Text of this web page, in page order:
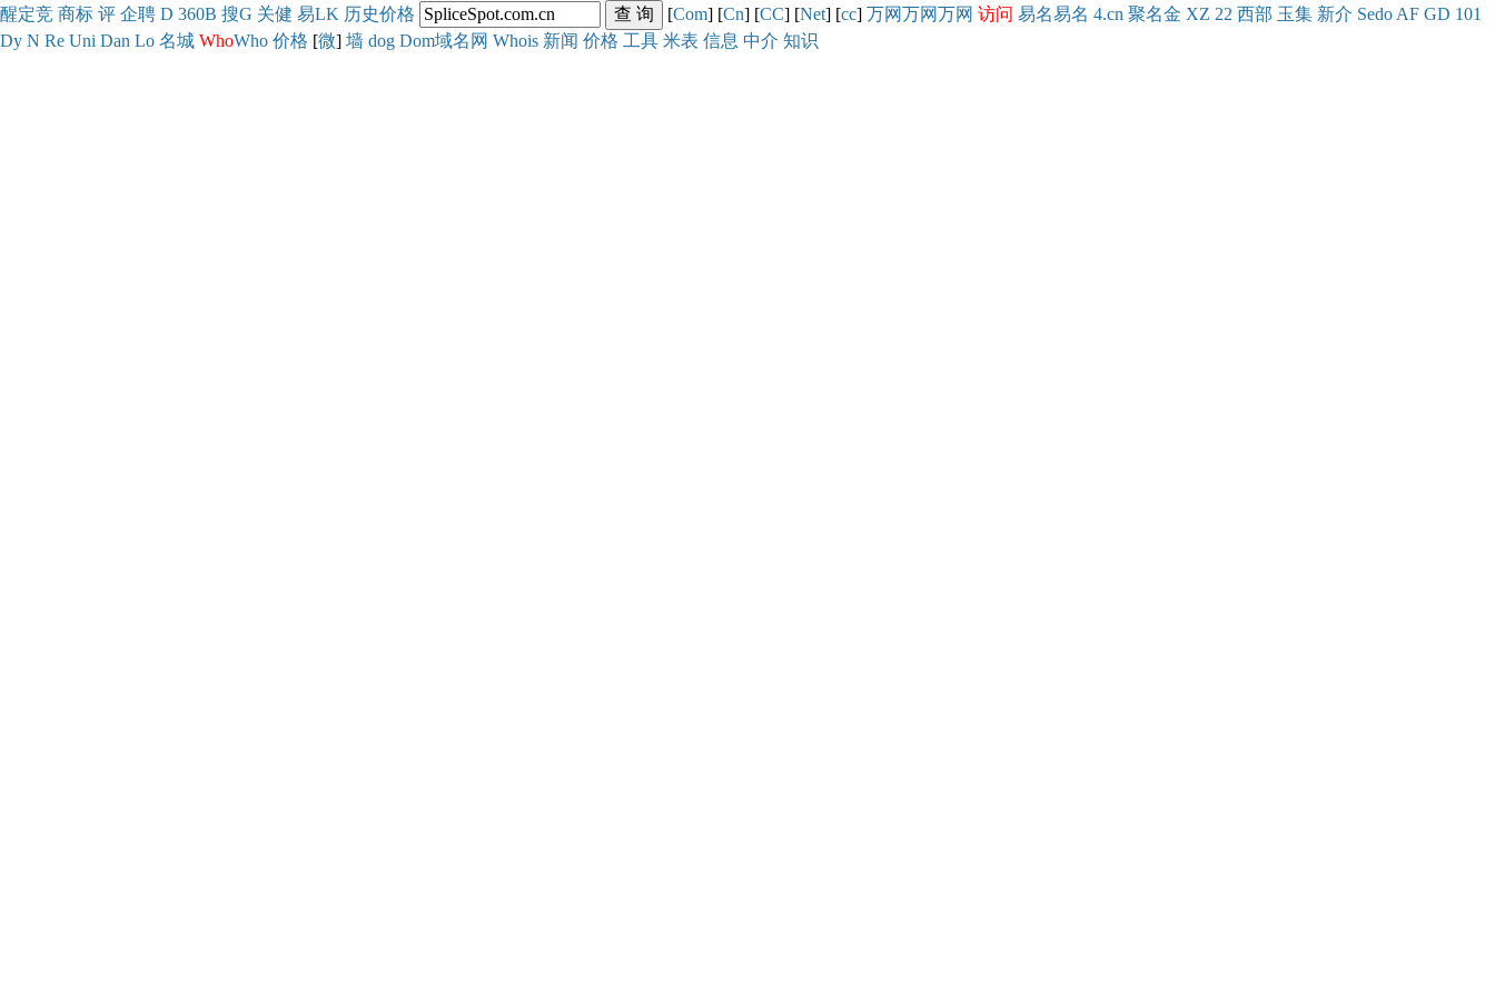
醒定竞 商标 评 企聘 D 360B 搜G 关健 易LK 历史价格 [Com] [Cn] [CC] [Net] [cc] 万网万网万网 访问 易名易名 4.cn 聚名金 XZ 22 西部 玉集 新介 Sedo AF GD 101
Dy N Re Uni Dan Lo 名城 WhoWho 价格 [微] 墙 dog Dom域名网 Whois 新闻 价格 工具 米表 信息 中介 知识